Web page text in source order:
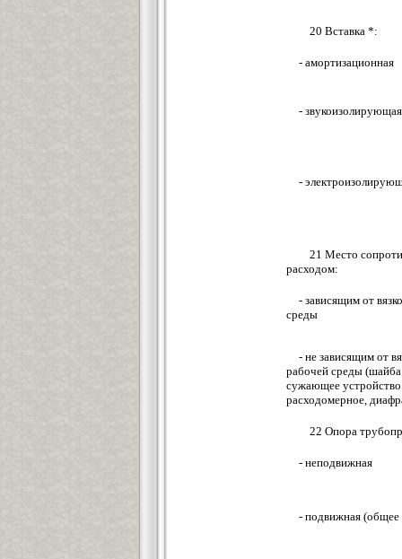
20 Вставка *:
- амортизационная
- звукоизолирующая
-
21 Место
расходом:
- зависящим от
среды
- не зависящим от
рабочей среды (шайба
сужающее устройство
расходомерное,
22 Опора
- неподвижная
- подвижная (общее